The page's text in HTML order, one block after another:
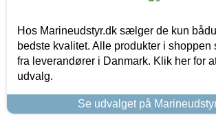
Hos Marineudstyr.dk sælger de kun
bedste kvalitet. Alle produkter i shoppen
fra leverandører i Danmark. Klik her for
udvalg.
Se udvalget på